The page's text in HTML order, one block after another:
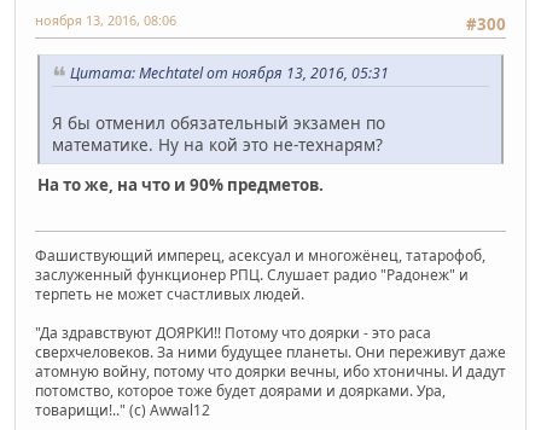
#300
ноября 13, 2016, 08:06
Цитата: Mechtatel от ноября 13, 2016, 05:31
Я бы отменил обязательный экзамен по
математике. Ну на кой это не-технарям?
На то же, на что и 90% предметов.
Фашиствующий имперец, асексуал и многожёнец, татарофоб,
заслуженный функционер РПЦ. Слушает радио "Радонеж" и
терпеть не может счастливых людей.
"Да здравствуют ДОЯРКИ!! Потому что доярки - это раса
сверхчеловеков. За ними будущее планеты. Они переживут даже
атомную войну, потому что доярки вечны, ибо хтоничны. И дадут
потомство, которое тоже будет доярами и доярками. Ура,
товарищи!.." (c) Awwal12